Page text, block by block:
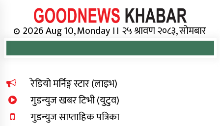
Online News Portal
2026 Aug 10, Monday ।। २५ श्रावण २०८३, सोमबार
रेडियो मर्निङ्ग स्टार (लाइभ)
गुडन्युज खबर टिभी (युटुव)
गुडन्युज साप्ताहिक पत्रिका